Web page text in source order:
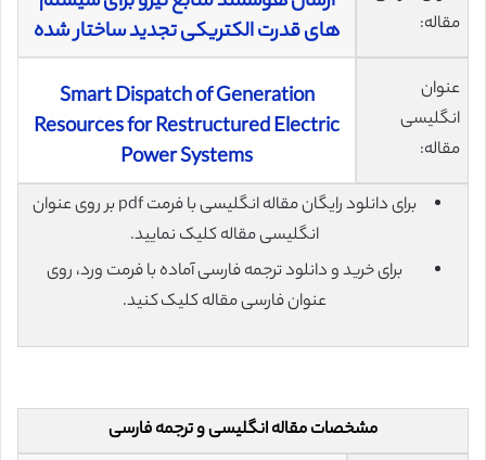
مقاله:
های قدرت الکتریکی تجدید ساختار شده
عنوان
انگلیسی
مقاله:
Smart Dispatch of Generation
Resources for Restructured Electric
Power Systems
برای دانلود رایگان مقاله انگلیسی با فرمت pdf بر روی عنوان
انگلیسی مقاله کلیک نمایید.
برای خرید و دانلود ترجمه فارسی آماده با فرمت ورد، روی
عنوان فارسی مقاله کلیک کنید.
مشخصات مقاله انگلیسی و ترجمه فارسی